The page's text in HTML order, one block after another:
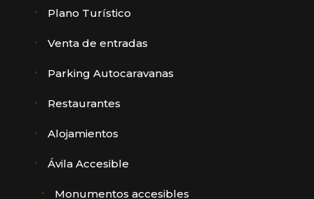
Plano Turístico
Venta de entradas
Parking Autocaravanas
Restaurantes
Alojamientos
Ávila Accesible
Monumentos accesibles